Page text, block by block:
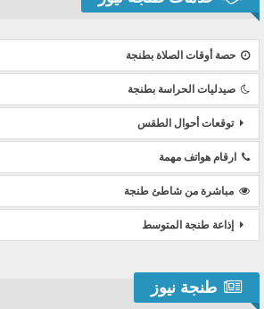
حصة أوقات الصلاة بطنجة
صيدليات الحراسة بطنجة
توقعات أحوال الطقس
ارقام هواتف مهمة
مباشرة من شاطئ طنجة
إذاعة طنجة المتوسط
طنجة نيوز